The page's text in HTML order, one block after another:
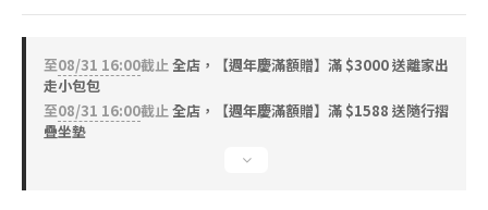
至08/31 16:00截止全店，【週年慶滿額贈】滿 $3000 送離家出
走小包包
至08/31 16:00截止全店，【週年慶滿額贈】滿 $1588 送隨行摺
疊坐墊